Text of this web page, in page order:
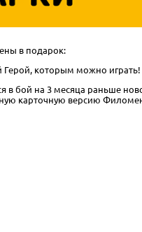
в подарок:
которым можно играть!
в бой на 3 месяца раньше
карточную версию